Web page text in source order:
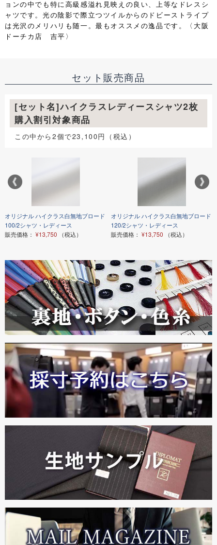
ョンの中でも特に高級感溢れ見映えの良い、上等なドレスシ
ャツです。光の陰影で際立つツイルからのドビーストライプ
は光沢のメリハリも随一。最もオススメの逸品です。〈大阪
ドーチカ店 吉平〉
セット販売商品
[セット名]ハイクラスレディースシャツ2枚
購入割引対象商品
この中から2個で23,100円（税込）
オリジナル ハイクラス白無地ブロード
100/2シャツ・レディース
販売価格： ¥13,750 （税込）
オリジナル ハイクラス白無地ブロード
120/2シャツ・レディース
販売価格： ¥13,750 （税込）